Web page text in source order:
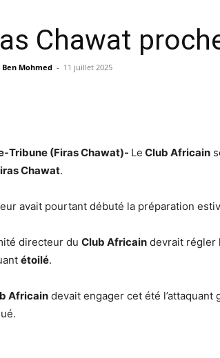
Chawat
Ben Mohmed - 11 juillet 2025
Tribune (Firas Chawat)- Le Club Africain
Chawat.
avait pourtant débuté la préparation
directeur du Club Africain devrait régler
étoilé.
Africain devait engager cet été l’attaquant